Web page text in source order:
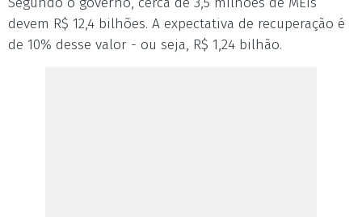
devem R$ 12,4 bilhões. A expectativa de recuperação é
de 10% desse valor - ou seja, R$ 1,24 bilhão.